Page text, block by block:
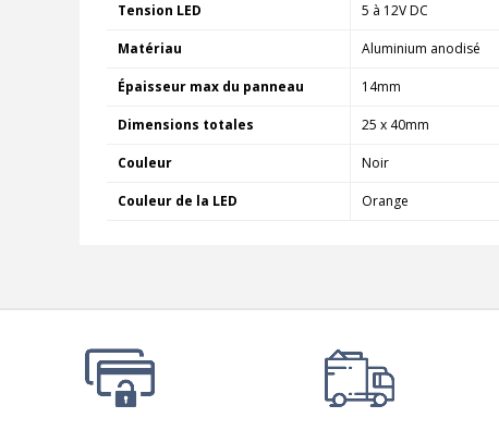
Tension LED 5 à 12V DC
Matériau Aluminium anodisé
Épaisseur max du panneau 14mm
Dimensions totales 25 x 40mm
Couleur Noir
Couleur de la LED Orange